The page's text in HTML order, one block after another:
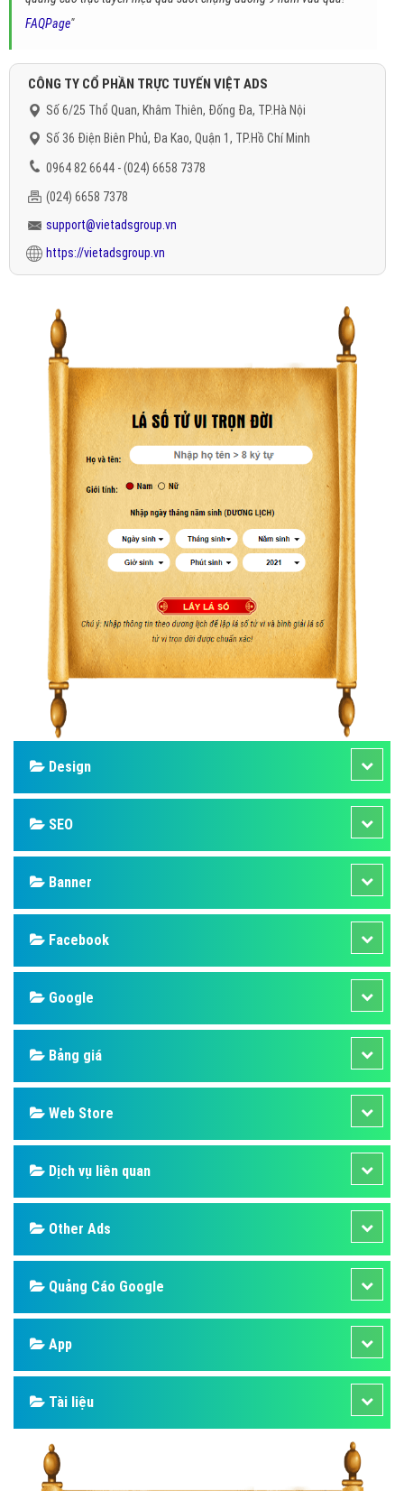
FAQPage"
CÔNG TY CỔ PHẦN TRỰC TUYẾN VIỆT ADS
Số 6/25 Thổ Quan, Khâm Thiên, Đống Đa, TP.Hà Nội
Số 36 Điện Biên Phủ, Đa Kao, Quận 1, TP.Hồ Chí Minh
0964 82 6644 - (024) 6658 7378
(024) 6658 7378
support@vietadsgroup.vn
https://vietadsgroup.vn
Design
SEO
Banner
Facebook
Google
Bảng giá
Web Store
Dịch vụ liên quan
Other Ads
Quảng Cáo Google
App
Tài liệu